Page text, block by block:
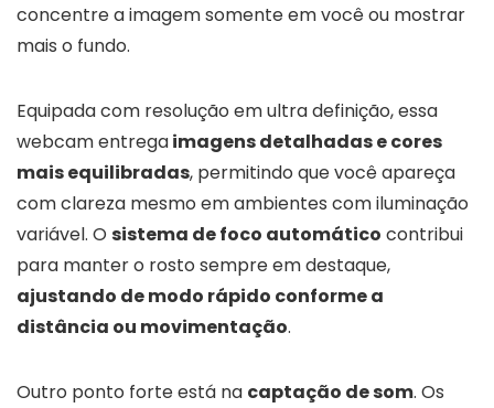
concentre a imagem somente em você ou mostrar
mais o fundo.
Equipada com resolução em ultra definição, essa
webcam entregaimagens detalhadas e cores
mais equilibradas, permitindo que você apareça
com clareza mesmo em ambientes com iluminação
variável. O sistema de foco automático contribui
para manter o rosto sempre em destaque,
ajustando de modo rápido conforme a
distância ou movimentação.
Outro ponto forte está na captação de som. Os